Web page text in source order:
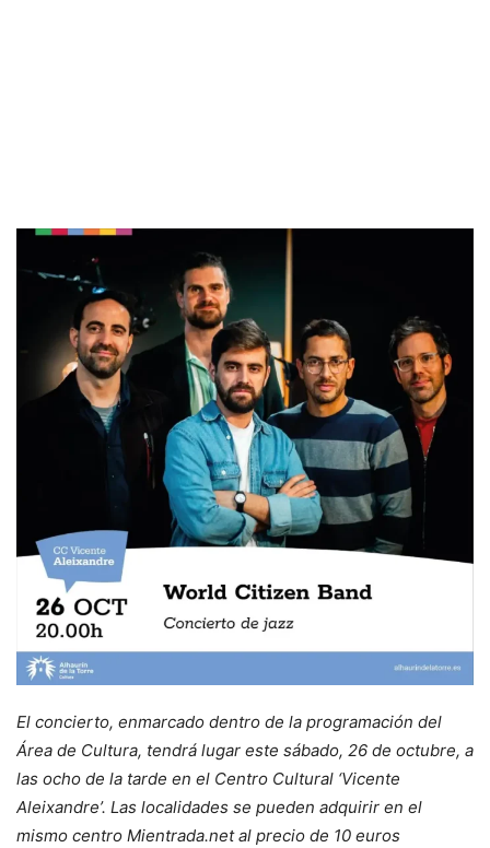
El concierto, enmarcado dentro de la programación del
Área de Cultura, tendrá lugar este sábado, 26 de octubre, a
las ocho de la tarde en el Centro Cultural ‘Vicente
Aleixandre’. Las localidades se pueden adquirir en el
mismo centro Mientrada.net al precio de 10 euros